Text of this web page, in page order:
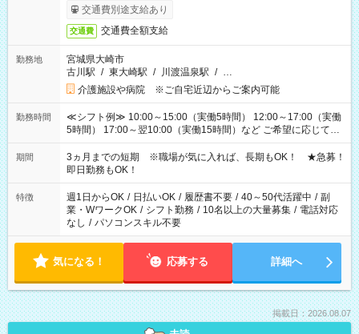
交通費別途支給あり
交通費 交通費全額支給
勤務地
宮城県大崎市
古川駅 / 東大崎駅 / 川渡温泉駅 / …
介護施設や病院 ※ご自宅近辺からご案内可能
勤務時間
≪シフト例≫ 10:00～15:00（実働5時間） 12:00～17:00（実働
5時間） 17:00～翌10:00（実働15時間）など ご希望に応じて、
働く時間は調整できます！ お気軽に担当へ相談ください！
期間
3ヵ月までの短期 ※職場が気に入れば、長期もOK！ ★急募！
即日勤務もOK！
特徴 週1日からOK / 日払いOK / 履歴書不要 / 40～50代活躍中 / 副
業・WワークOK / シフト勤務 / 10名以上の大量募集 / 電話対応
なし / パソコンスキル不要
気になる！ 応募する 詳細へ
掲載日：2026.08.07